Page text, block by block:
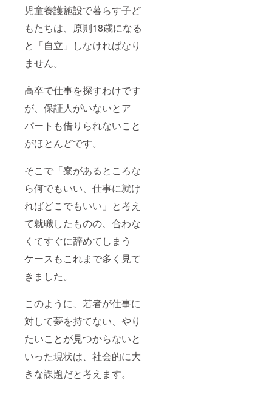
児童養護施設で暮らす子ど
もたちは、原則18歳になる
と「自立」しなければなり
ません。
高卒で仕事を探すわけです
が、保証人がいないとア
パートも借りられないこと
がほとんどです。
そこで「寮があるところな
ら何でもいい、仕事に就け
ればどこでもいい」と考え
て就職したものの、合わな
くてすぐに辞めてしまう
ケースもこれまで多く見て
きました。
このように、若者が仕事に
対して夢を持てない、やり
たいことが見つからないと
いった現状は、社会的に大
きな課題だと考えます。